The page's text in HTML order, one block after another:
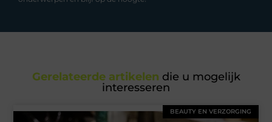
Gerelateerde artikelen die u mogelijk
interesseren
BEAUTY EN VERZORGING